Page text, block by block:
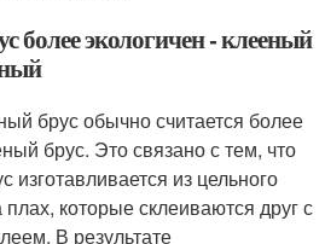
более экологичен - клееный
брус обычно считается более
брус. Это связано с тем, что
из цельного
которые склеиваются друг с
В результате